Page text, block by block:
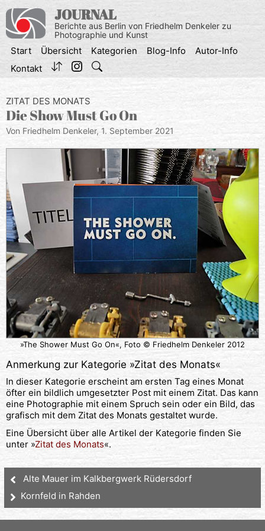
Inhalt
springen
JOURNAL
Berichte aus Berlin von Friedhelm Denkeler zu
Photographie und Kunst
Start Übersicht Kategorien Blog-Info
Autor-Info
Kontakt
ZITAT DES MONATS
Die Show Must Go On
Von Friedhelm Denkeler, 1. September 2021
»The Shower Must Go On«, Foto © Friedhelm Denkeler 2012
Anmerkung zur Kategorie »Zitat des Monats«
In dieser Kategorie erscheint am ersten Tag eines Monat
öfter ein bildlich umgesetzter Post mit einem Zitat. Das kann
eine Photographie mit einem Spruch sein oder ein Bild, das
grafisch mit dem Zitat des Monats gestaltet wurde.
Eine Übersicht über alle Artikel der Kategorie finden Sie
unter »Zitat des Monats«.
Alte Mauer im Kalkbergwerk Rüdersdorf
Kornfeld in Rahden